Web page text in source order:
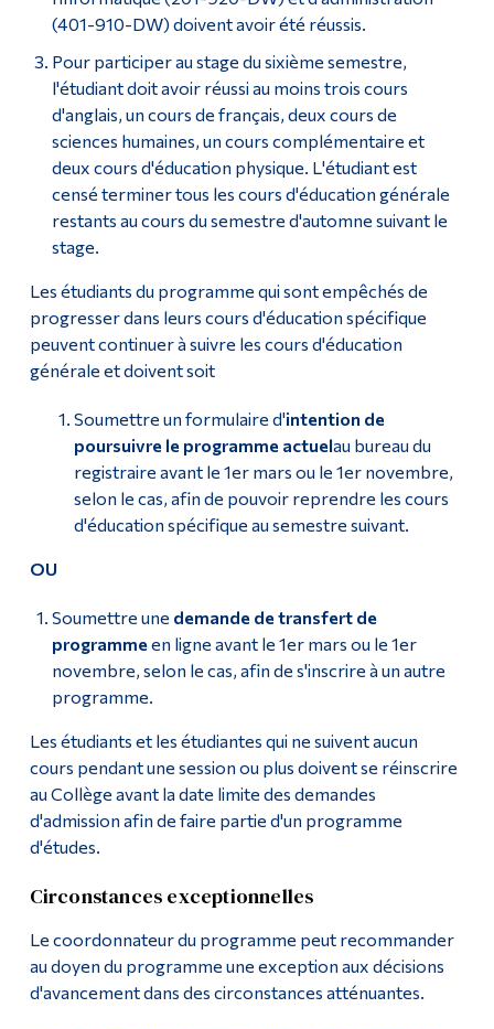
(401-910-DW) doivent avoir été réussis.
Pour participer au stage du sixième semestre,
l'étudiant doit avoir réussi au moins trois cours
d'anglais, un cours de français, deux cours de
sciences humaines, un cours complémentaire et
deux cours d'éducation physique. L'étudiant est
censé terminer tous les cours d'éducation générale
restants au cours du semestre d'automne suivant le
stage.
Les étudiants du programme qui sont empêchés de
progresser dans leurs cours d'éducation spécifique
peuvent continuer à suivre les cours d'éducation
générale et doivent soit
Soumettre un formulaire d'intention de
poursuivre le programme actuelau bureau du
registraire avant le 1er mars ou le 1er novembre,
selon le cas, afin de pouvoir reprendre les cours
d'éducation spécifique au semestre suivant.
OU
Soumettre une demande de transfert de
programmeen ligne avant le 1er mars ou le 1er
novembre, selon le cas, afin de s'inscrire à un autre
programme.
Les étudiants et les étudiantes qui ne suivent aucun
cours pendant une session ou plus doivent se réinscrire
au Collège avant la date limite des demandes
d'admission afin de faire partie d'un programme
d'études.
Circonstances exceptionnelles
Le coordonnateur du programme peut recommander
au doyen du programme une exception aux décisions
d'avancement dans des circonstances atténuantes.